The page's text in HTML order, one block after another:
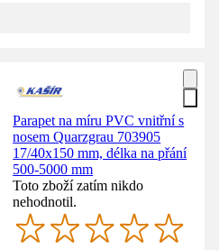
Parapet na míru PVC vnitřní s
nosem Quarzgrau 703905
17/40x150 mm, délka na přání
500-5000 mm
Toto zboží zatím nikdo
nehodnotil.